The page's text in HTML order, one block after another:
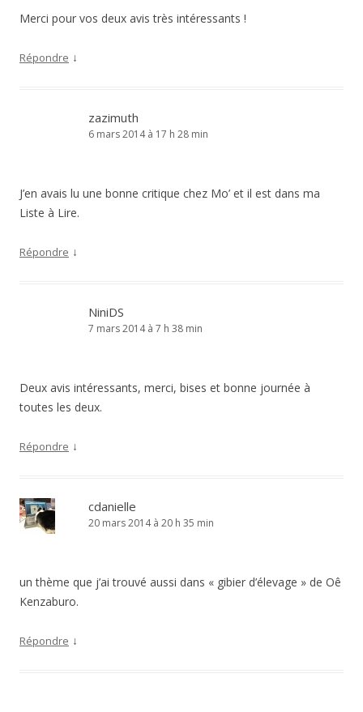
Merci pour vos deux avis très intéressants !
Répondre ↓
zazimuth
6 mars 2014 à 17 h 28 min
J’en avais lu une bonne critique chez Mo’ et il est dans ma
Liste à Lire.
Répondre ↓
NiniDS
7 mars 2014 à 7 h 38 min
Deux avis intéressants, merci, bises et bonne journée à
toutes les deux.
Répondre ↓
cdanielle
20 mars 2014 à 20 h 35 min
un thème que j’ai trouvé aussi dans « gibier d’élevage » de Oê
Kenzaburo.
Répondre ↓